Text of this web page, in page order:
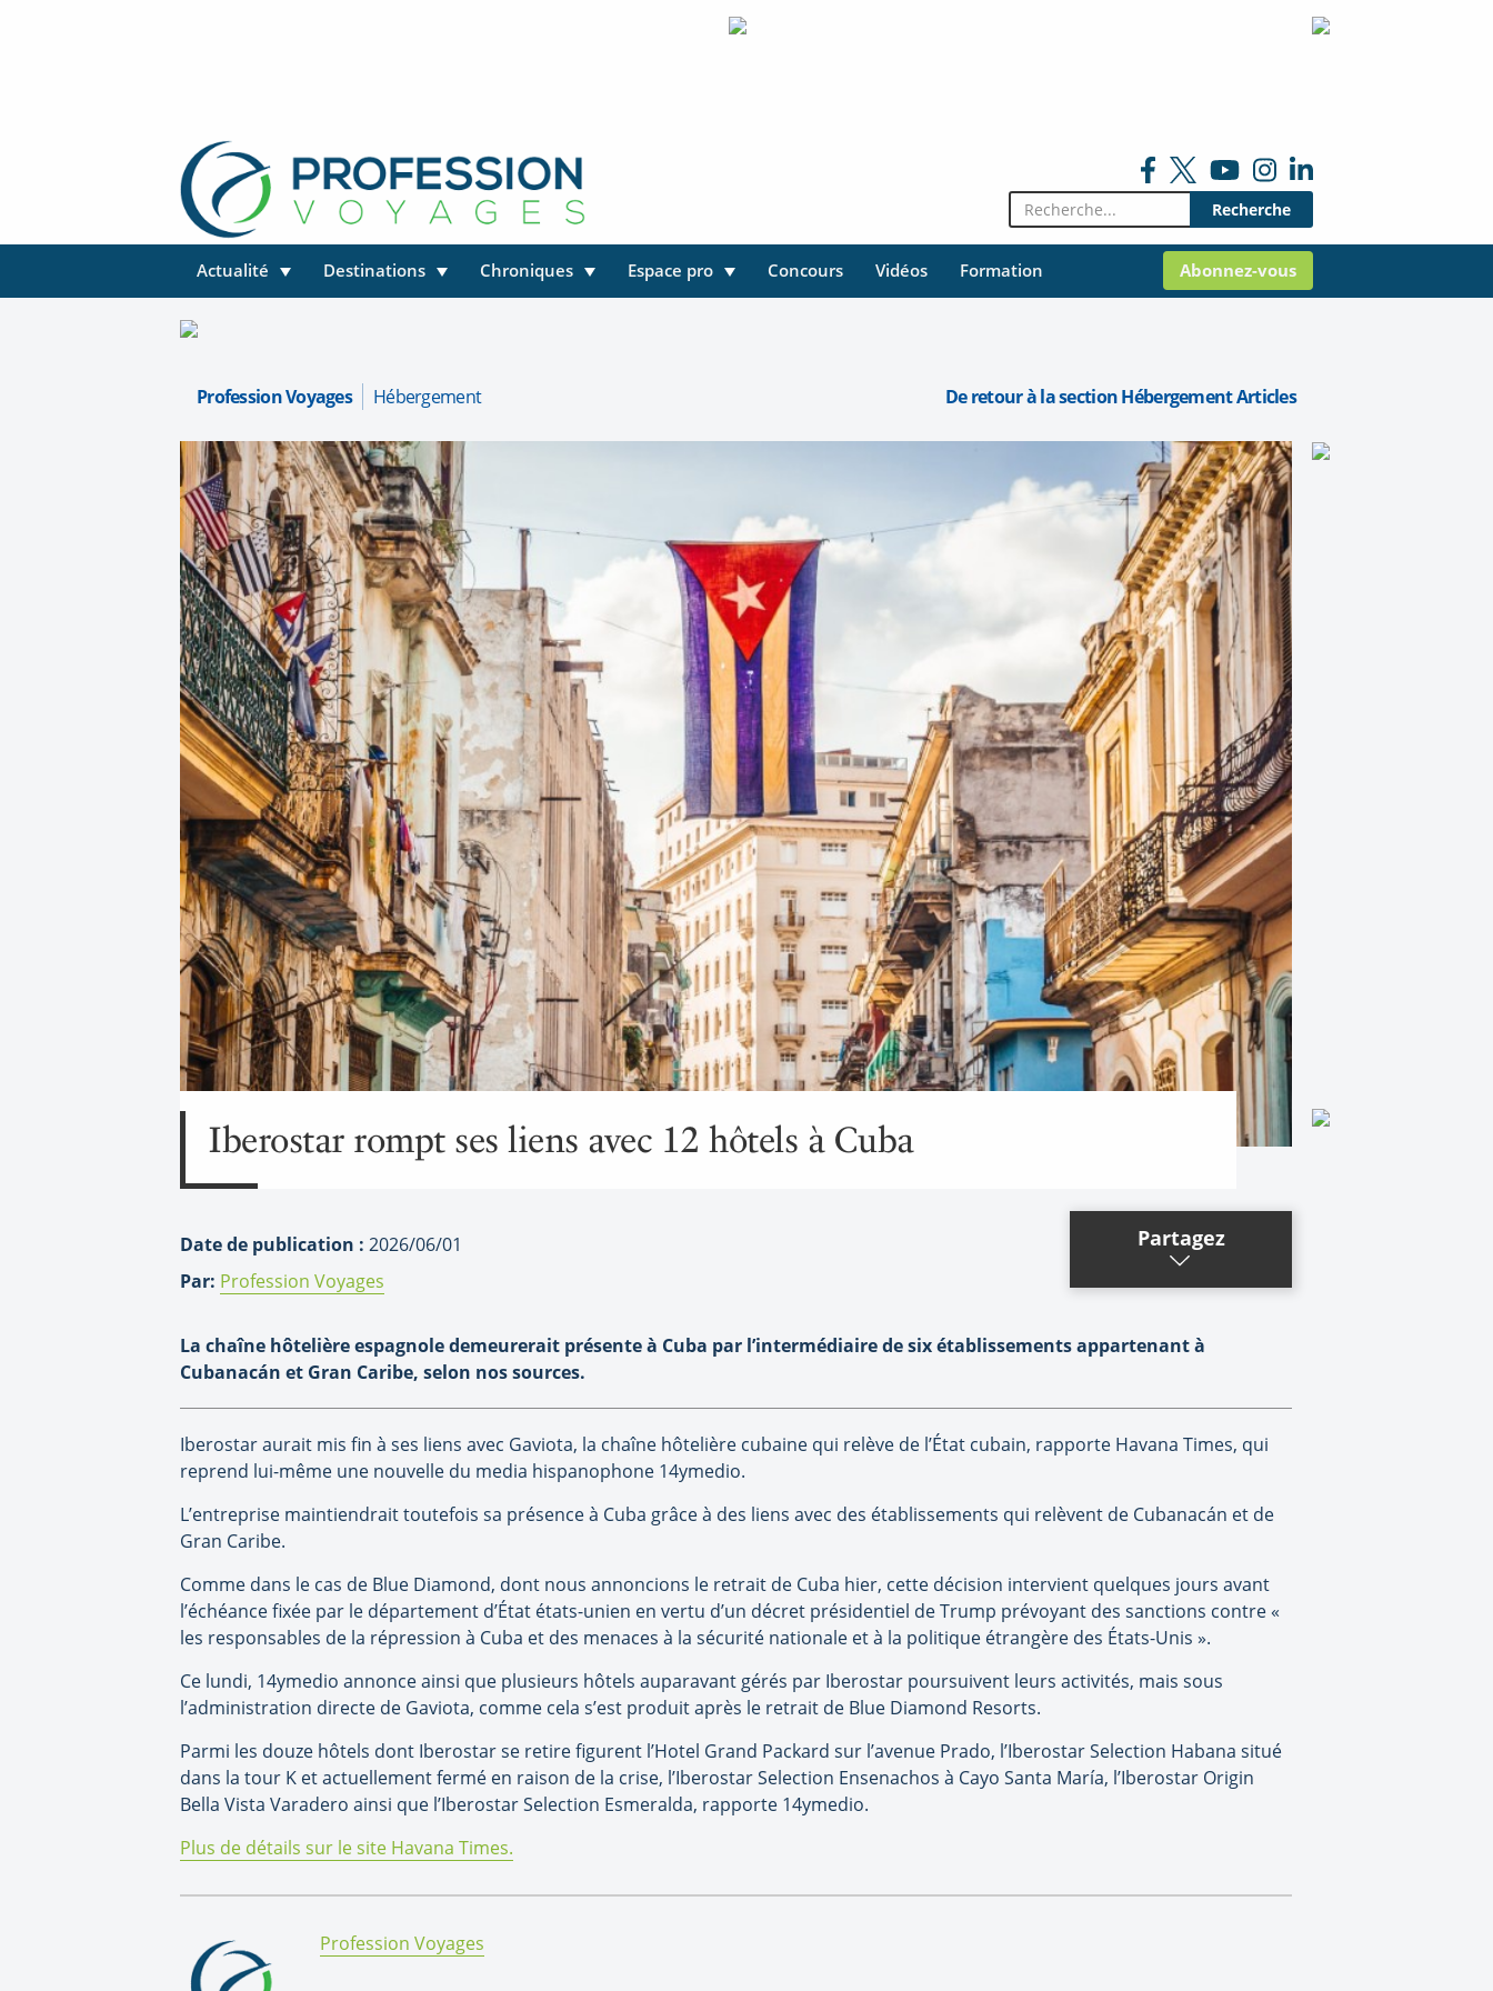
Rechercher:
Actualité Destinations Chroniques Espace pro Concours Vidéos Formation Abonnez-vous
Profession Voyages Hébergement De retour à la section Hébergement Articles
Iberostar rompt ses liens avec 12 hôtels à Cuba
Date de publication : 2026/06/01
Par: Profession Voyages
Partagez
La chaîne hôtelière espagnole demeurerait présente à Cuba par l’intermédiaire de six établissements appartenant à
Cubanacán et Gran Caribe, selon nos sources.
Iberostar aurait mis fin à ses liens avec Gaviota, la chaîne hôtelière cubaine qui relève de l’État cubain, rapporte Havana Times, qui
reprend lui-même une nouvelle du media hispanophone 14ymedio.
L’entreprise maintiendrait toutefois sa présence à Cuba grâce à des liens avec des établissements qui relèvent de Cubanacán et de
Gran Caribe.
Comme dans le cas de Blue Diamond, dont nous annoncions le retrait de Cuba hier, cette décision intervient quelques jours avant
l’échéance fixée par le département d’État états-unien en vertu d’un décret présidentiel de Trump prévoyant des sanctions contre «
les responsables de la répression à Cuba et des menaces à la sécurité nationale et à la politique étrangère des États-Unis ».
Ce lundi, 14ymedio annonce ainsi que plusieurs hôtels auparavant gérés par Iberostar poursuivent leurs activités, mais sous
l’administration directe de Gaviota, comme cela s’est produit après le retrait de Blue Diamond Resorts.
Parmi les douze hôtels dont Iberostar se retire figurent l’Hotel Grand Packard sur l’avenue Prado, l’Iberostar Selection Habana situé
dans la tour K et actuellement fermé en raison de la crise, l’Iberostar Selection Ensenachos à Cayo Santa María, l’Iberostar Origin
Bella Vista Varadero ainsi que l’Iberostar Selection Esmeralda, rapporte 14ymedio.
Plus de détails sur le site Havana Times.
By:
Profession Voyages